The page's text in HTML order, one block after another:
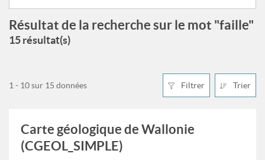
Résultat de la recherche sur le mot "faille"
15 résultat(s)
Filtrer Trier
1 - 10 sur 15 données
Carte géologique de Wallonie
(CGEOL_SIMPLE)